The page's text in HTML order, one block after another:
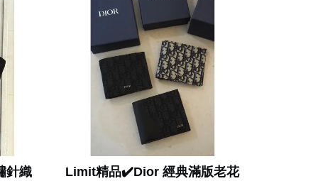
針織
Limit精品✔️Dior 經典滿版老花